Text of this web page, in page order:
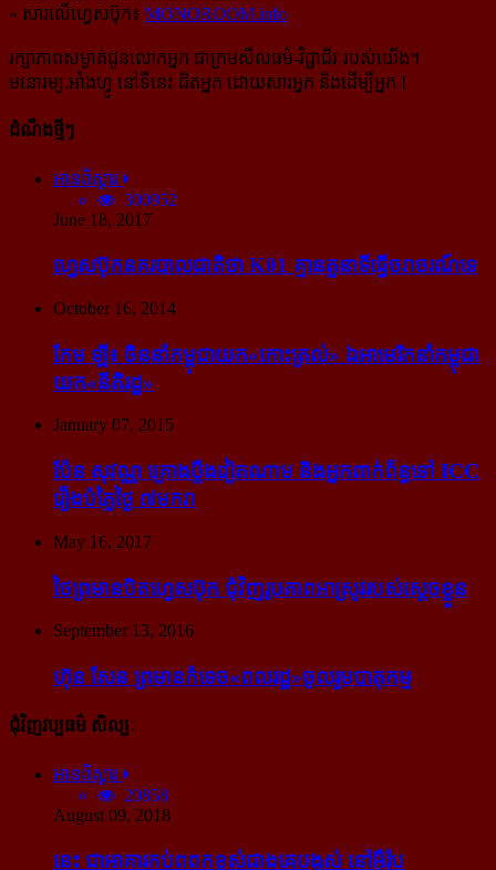
» សារលើហ្វេសប៊ុក៖ MONOROOM.info
រក្សាភាពសម្ងាត់ជូនលោកអ្នក ជាក្រមសីលធម៌-​វិជ្ជាជីវៈ​របស់យើង។
មនោរម្យ.អាំងហ្វូ នៅទីនេះ ជិតអ្នក ដោយសារអ្នក និងដើម្បីអ្នក !
ដំណឹងថ្មីៗ
អានពិស្ដារ
300952
June 18, 2017
ហ្វេសប៊ុក​នគរបាល​ជាតិ​ថា K01 គ្មាន​តួនាទី​ធ្វើ​ចរាចរណ៍​ទេ
October 16, 2014
កែម ឡី៖ ចិន​នាំ​កម្ពុជា​យក​«កោះ​ត្រល់» ឯ​អាមេរិក​នាំ​កម្ពុជា​
យក​«នីតិរដ្ឋ»
January 07, 2015
ប៉ែន សុវណ្ណ គ្រោង​ប្តឹង​វៀតណាម និង​អ្នក​ពាក់​ព័ន្ធ​ទៅ ICC
រឿង​បំភ្លៃ​ថ្ងៃ ៧​មករា
May 16, 2017
ថៃ​ព្រមាន​បិត​ហ្វេសប៊ុក ជុំ​វិញ​រូបភាព​អាស្រូវ​របស់​ស្ដេច​ខ្លួន
September 13, 2016
ហ៊ុន សែន ព្រមាន​កំទេច​«ពលរដ្ឋ»​ចូលរួម​បាតុកម្ម
ជុំវិញវប្បធម៌ សិល្បៈ
អានពិស្ដារ
20858
August 09, 2018
នេះ ជា​អាគារ​កប់​ពពក​ខ្ពស់​ជាង​គេ​បង្អស់ នៅ​អ៊ឺរ៉ុប